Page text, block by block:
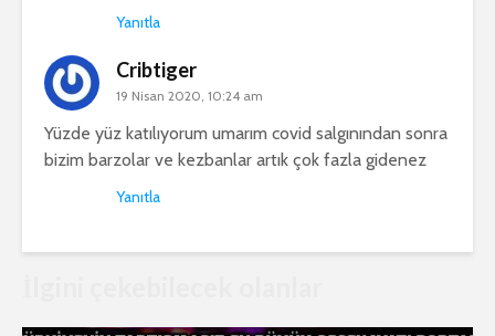
Yanıtla
Cribtiger
19 Nisan 2020, 10:24 am
Yüzde yüz katılıyorum umarım covid salgınından sonra
bizim barzolar ve kezbanlar artık çok fazla gidenez
Yanıtla